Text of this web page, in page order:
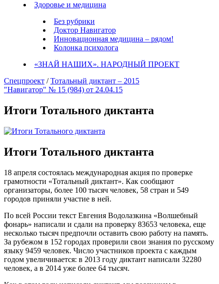
Здоровье и медицина
Без рубрики
Доктор Навигатор
Инновационная медицина – рядом!
Колонка психолога
«ЗНАЙ НАШИХ». НАРОДНЫЙ ПРОЕКТ
Спецпроект /Тотальный диктант – 2015
"Навигатор" № 15 (984) от 24.04.15
Итоги Тотального диктанта
Итоги Тотального диктанта
18 апреля состоялась международная акция по проверке
грамотности «Тотальный диктант». Как сообщают
организаторы, более 100 тысяч человек, 58 стран и 549
городов приняли участие в ней.
По всей России текст Евгения Водолазкина «Волшебный
фонарь» написали и сдали на проверку 83653 человека, еще
несколько тысяч предпочли оставить свою работу на память.
За рубежом в 152 городах проверили свои знания по русскому
языку 9459 человек. Число участников проекта с каждым
годом увеличивается: в 2013 году диктант написали 32280
человек, а в 2014 уже более 64 тысяч.